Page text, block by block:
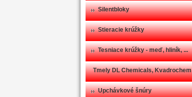
Silentbloky
Stieracie krúžky
Tesniace krúžky - meď, hliník, ...
Tmely DL Chemicals, Kvadrochem
Upchávkové šnúry